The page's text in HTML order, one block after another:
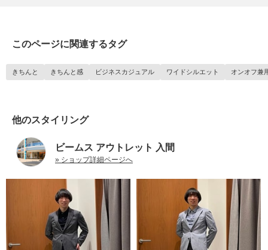
このページに関連するタグ
きちんと きちんと感 ビジネスカジュアル ワイドシルエット オンオフ兼
他のスタイリング
ビームス アウトレット 入間
» ショップ詳細ページへ